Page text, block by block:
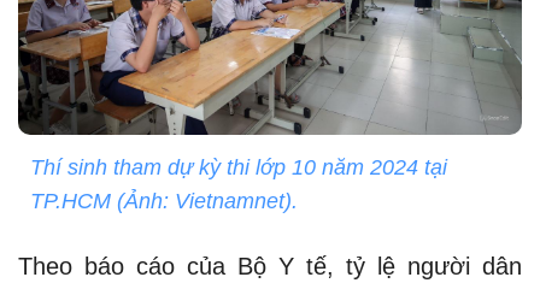
Thí sinh tham dự kỳ thi lớp 10 năm 2024 tại
TP.HCM (Ảnh: Vietnamnet).
Theo báo cáo của Bộ Y tế, tỷ lệ người dân